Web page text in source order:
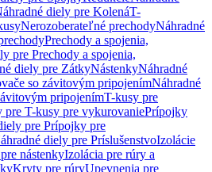
diely pre KolenáT-
Nerozoberateľné prechodyNáhradné
Prechody a spojenia,
pre Prechody a spojenia,
diely pre ZátkyNástenkyNáhradné
so závitovým pripojenímNáhradné
pripojenímT-kusy pre
pre T-kusy pre vykurovaniePrípojky
pre Prípojky pre
diely pre PríslušenstvoIzolácie
nástenkyIzolácia pre rúry a
Kryty pre rúryUpevnenia pre